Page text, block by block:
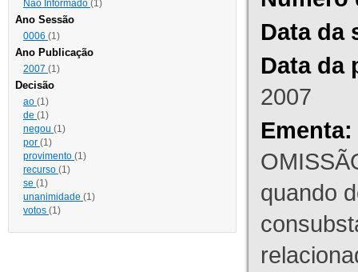
Não Informado (1)
Ano Sessão
0006 (1)
Ano Publicação
2007 (1)
Decisão
ao (1)
de (1)
negou (1)
por (1)
provimento (1)
recurso (1)
se (1)
unanimidade (1)
votos (1)
Data da
Data da
2007
Ementa:
quando